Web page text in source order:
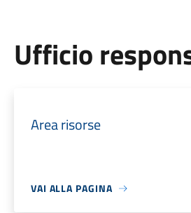
Ufficio
Area risorse
VAI ALLA PAGINA